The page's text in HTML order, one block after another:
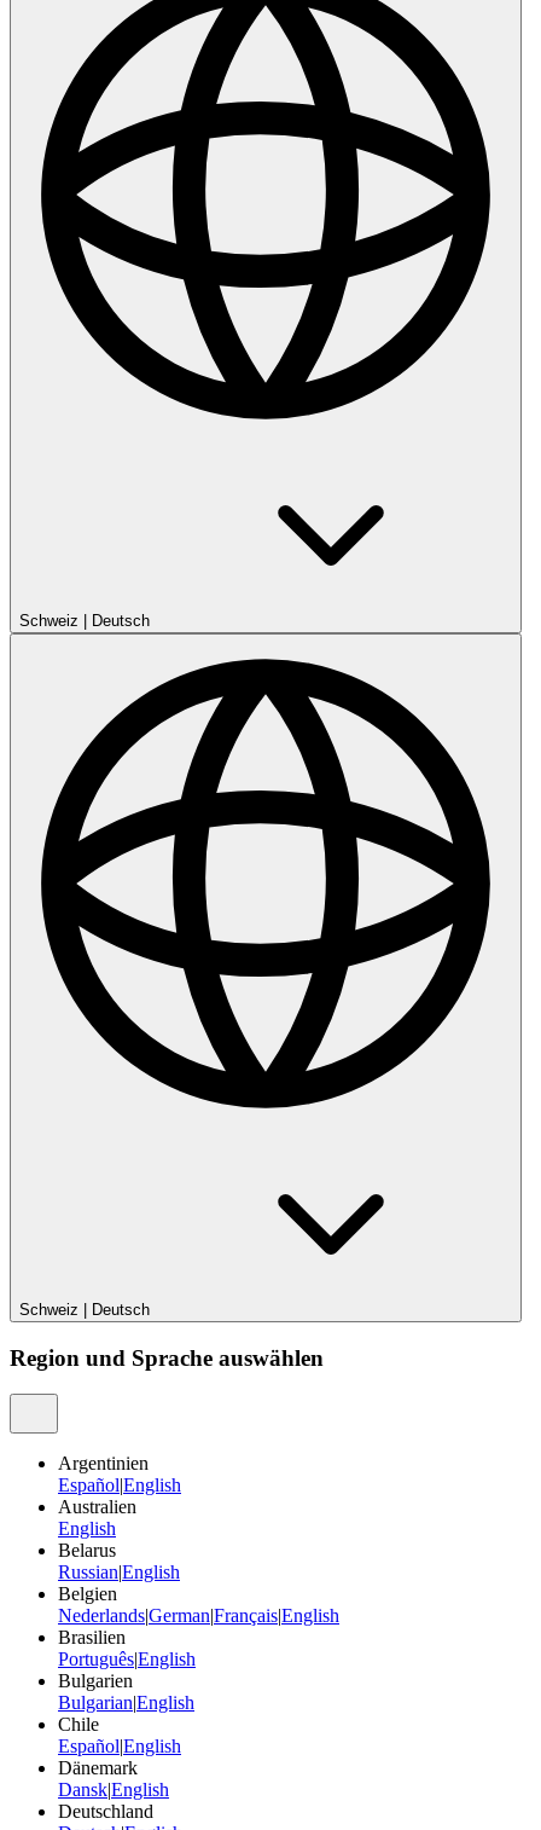
Schweiz Deutsch
Schweiz Deutsch
Region und Sprache auswählen
Argentinien
Español|English
Australien
English
Belarus
Russian|English
Belgien
Nederlands|German|Français|English
Brasilien
Português|English
Bulgarien
Bulgarian|English
Chile
Español|English
Dänemark
Dansk|English
Deutschland